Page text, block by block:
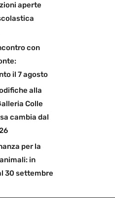
aperte
con
il 7 agosto
alla
Colle
cambia dal
per la
in
30 settembre